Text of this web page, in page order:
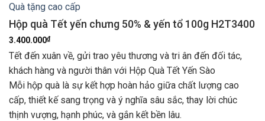
Quà tặng cao cấp
Hộp quà Tết yến chưng 50% & yến tổ 100g H2T3400
3.400.000₫
Tết đến xuân về, gửi trao yêu thương và tri ân đến đối tác,
khách hàng và người thân với Hộp Quà Tết Yến Sào
Mỗi hộp quà là sự kết hợp hoàn hảo giữa chất lượng cao
cấp, thiết kế sang trọng và ý nghĩa sâu sắc, thay lời chúc
thịnh vượng, hạnh phúc, và gắn kết bền lâu.